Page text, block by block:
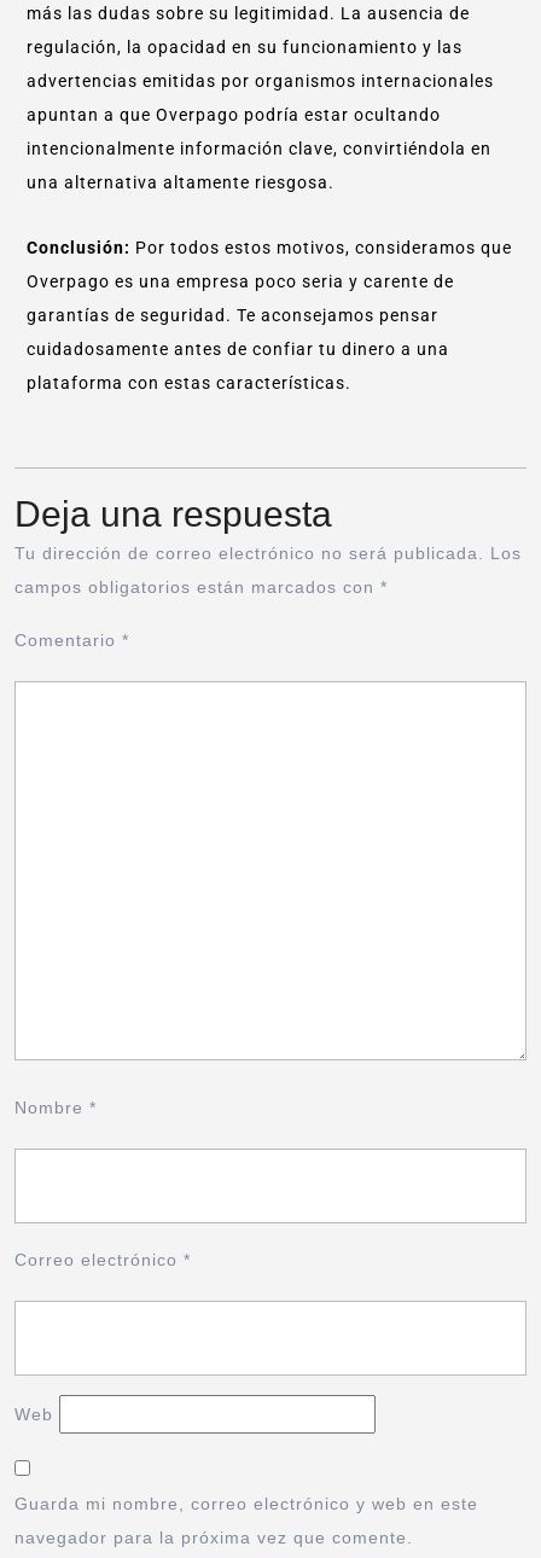
más las dudas sobre su legitimidad. La ausencia de
regulación, la opacidad en su funcionamiento y las
advertencias emitidas por organismos internacionales
apuntan a que Overpago podría estar ocultando
intencionalmente información clave, convirtiéndola en
una alternativa altamente riesgosa.
Conclusión: Por todos estos motivos, consideramos que
Overpago es una empresa poco seria y carente de
garantías de seguridad. Te aconsejamos pensar
cuidadosamente antes de confiar tu dinero a una
plataforma con estas características.
Deja una respuesta
Tu dirección de correo electrónico no será publicada.
Los
campos obligatorios están marcados con *
Comentario *
Nombre *
Correo electrónico *
Web
Guarda mi nombre, correo electrónico y web en este
navegador para la próxima vez que comente.